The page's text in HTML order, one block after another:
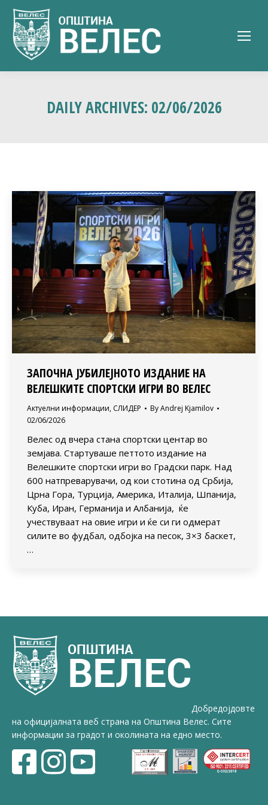
DAILY ARCHIVES: 02/06/2026
ЗАПОЧНА ЈУБИЛЕЈНОТО ИЗДАНИЕ НА
ВЕЛЕШКИТЕ СПОРТСКИ ИГРИ ВО ВЕЛЕС
Актуелни информации, СЛИДЕР ByAndrej Kjamilov
02/06/2026
Велес од вчера стана спортски центар во
земјава. Стартуваше петтото издание на
Велешките спортски игри во Градски парк. Над
600 натпреварувачи, од кои стотина од Србија,
Црна Гора, Турција, Америка, Италија, Шпанија,
Куба, Иран, Германија и Албанија, ќе
учествуваат на овие игри и ќе си ги одмерaт
силите во фудбал, одбојка на песок, 3×3 баскет,
…
Добредојдовте
на официјалната веб страна на Општина Велес. Сите
информации за градот и околината на едно место.